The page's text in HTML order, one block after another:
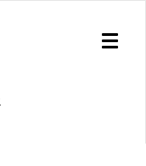
Toggle